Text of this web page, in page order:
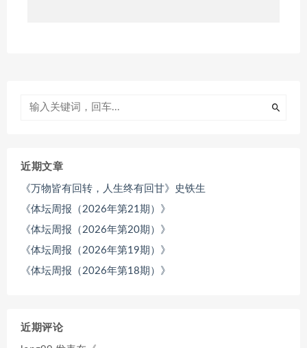
近期文章
《万物皆有回转，人生终有回甘》史铁生
《体坛周报（2026年第21期）》
《体坛周报（2026年第20期）》
《体坛周报（2026年第19期）》
《体坛周报（2026年第18期）》
近期评论